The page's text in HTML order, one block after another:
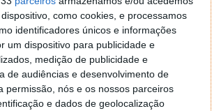
como cookies, e processamos
identificadores únicos e informações
um dispositivo para publicidade e
medição de publicidade e
de audiências e desenvolvimento de
permissão, nós e os nossos parceiros
e dados de geolocalização
o explorer na tentativa de forçar o uso do
em vao. Kaso te lembres de outra dica fico
caso contrario obrigado a mesma
7 de Novembro de 2005 às 01:39